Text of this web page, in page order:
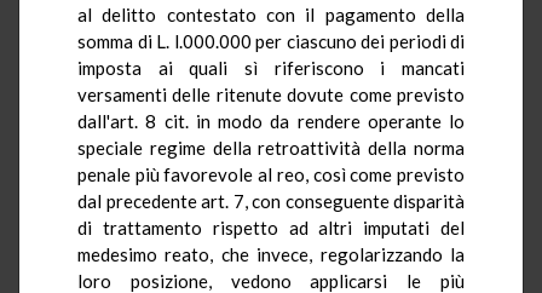
al delitto contestato con il pagamento della
somma di L. l.000.000 per ciascuno dei periodi di
imposta ai quali sì riferiscono i mancati
versamenti delle ritenute dovute come previsto
dall'art. 8 cit. in modo da rendere operante lo
speciale regime della retroattività della norma
penale più favorevole al reo, così come previsto
dal precedente art. 7, con conseguente disparità
di trattamento rispetto ad altri imputati del
medesimo reato, che invece, regolarizzando la
loro posizione, vedono applicarsi le più